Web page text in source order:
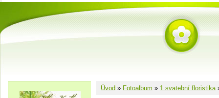
Úvod » Fotoalbum » 1 svatební floristika